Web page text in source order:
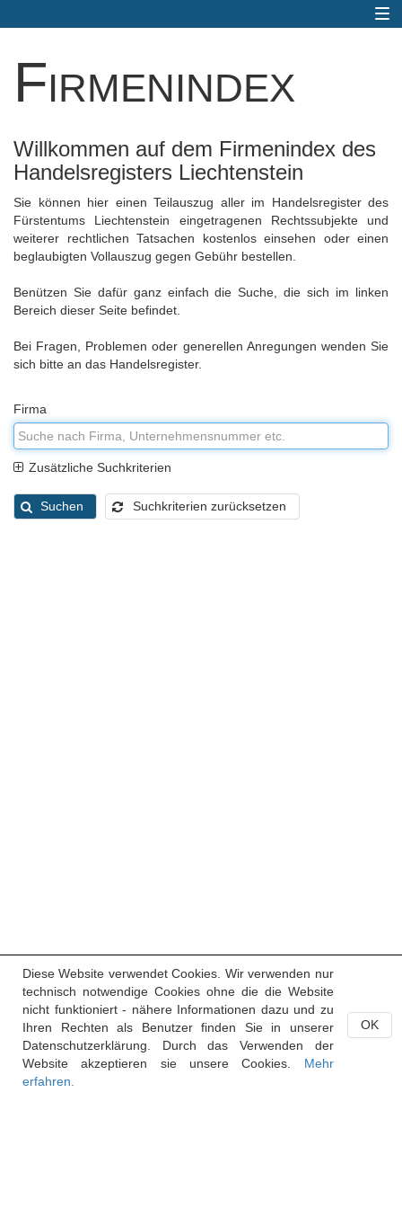
Firmenindex
Willkommen auf dem Firmenindex des
Handelsregisters Liechtenstein
Sie können hier einen Teilauszug aller im Handelsregister des
Fürstentums Liechtenstein eingetragenen Rechtssubjekte und
weiterer rechtlichen Tatsachen kostenlos einsehen oder einen
beglaubigten Vollauszug gegen Gebühr bestellen.
Benützen Sie dafür ganz einfach die Suche, die sich im linken
Bereich dieser Seite befindet.
Bei Fragen, Problemen oder generellen Anregungen wenden Sie
sich bitte an das Handelsregister.
Firma
Zusätzliche Suchkriterien
Suchen Suchkriterien zurücksetzen
Diese Website verwendet Cookies. Wir verwenden nur
technisch notwendige Cookies ohne die die Website
nicht funktioniert - nähere Informationen dazu und zu
Ihren Rechten als Benutzer finden Sie in unserer
Datenschutzerklärung. Durch das Verwenden der
Website akzeptieren sie unsere Cookies. Mehr
erfahren.
OK